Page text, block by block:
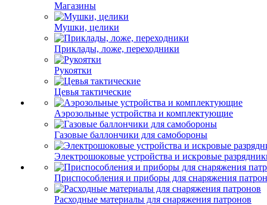
Магазины
Мушки, целики
Приклады, ложе, переходники
Рукоятки
Цевья тактические
Аэрозольные устройства и комплектующие
Газовые баллончики для самобороны
Электрошоковые устройства и искровые
Приспособления и приборы для снаряжения
Расходные материалы для снаряжения патронов